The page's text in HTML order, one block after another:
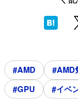
#AMD #AMD
#GPU
#イベ